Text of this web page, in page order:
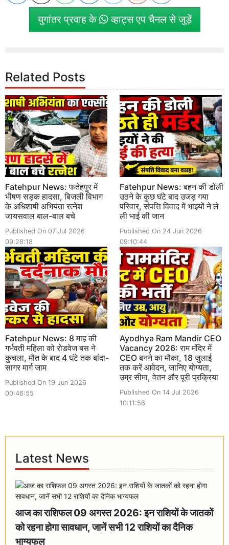
युगांतर प्रवाह के व्हाट्स एप चैनल से जुड़ें
Related Posts
Fatehpur News: फतेहपुर में
भीषण सड़क हादसा, बिजली विभाग
के अधिशाषी अभियंता रत्नेश
जायसवाल बाल-बाल बचे
Published On 07 Jul 2026
09:28:18
Fatehpur News: बहन की डोली
उठने के कुछ घंटे बाद उजड़ गया
परिवार, संपत्ति विवाद में भाइयों ने ले
ली भाई की जान
Published On 24 Jun 2026
09:10:44
Fatehpur News: 8 माह की
गर्भवती महिला को रोडवेज बस ने
कुचला, मौत के बाद 4 घंटे तक बांदा-
सागर मार्ग जाम
Published On 19 Jun 2026
00:46:55
Ayodhya Ram Mandir CEO
Vacancy 2026: राम मंदिर में
CEO बनने का मौका, 18 जुलाई
तक करें आवेदन, जानिए योग्यता,
उम्र सीमा, वेतन और पूरी प्रक्रिया
Published On 14 Jul 2026
10:11:56
Latest News
आज का राशिफल 09 अगस्त 2026: इन राशियों के जातकों
को रहना होगा सावधान, जानें सभी 12 राशियों का दैनिक
भाग्यफल